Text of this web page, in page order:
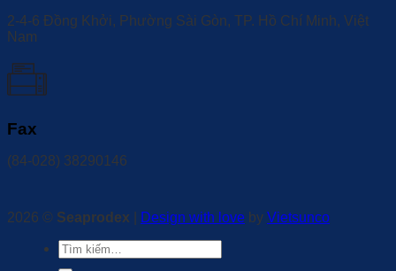
2-4-6 Đồng Khởi, Phường Sài Gòn, TP. Hồ Chí Minh, Việt
Nam
Fax
(84-028) 38290146
2026 © Seaprodex Design with love by Vietsunco
Tìm
kiếm: